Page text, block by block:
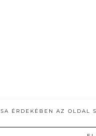
ÉRDEKÉBEN AZ OLDAL